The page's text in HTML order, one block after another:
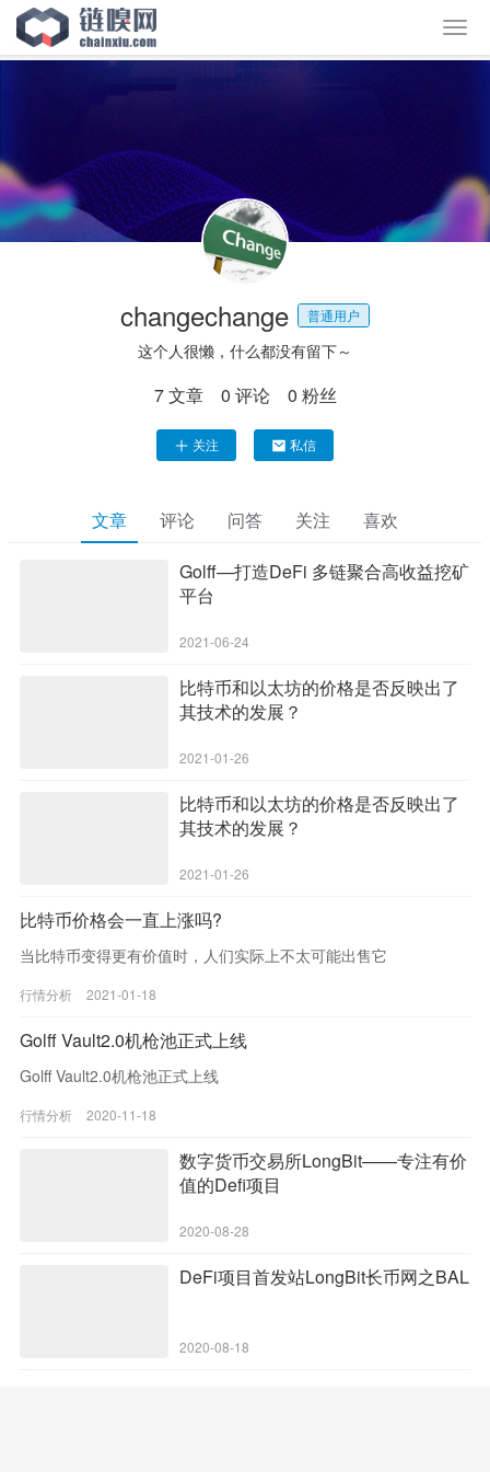
changechange 普通用户
这个人很懒，什么都没有留下～
7文章 0 评论 0 粉丝
关注 私信
文章 评论 问答 关注 喜欢
Golff—打造DeFi 多链聚合高收益挖矿
平台
2021-06-24
比特币和以太坊的价格是否反映出了
其技术的发展？
2021-01-26
比特币和以太坊的价格是否反映出了
其技术的发展？
2021-01-26
比特币价格会一直上涨吗?
当比特币变得更有价值时，人们实际上不太可能出售它
行情分析 2021-01-18
Golff Vault2.0机枪池正式上线
Golff Vault2.0机枪池正式上线
行情分析 2020-11-18
数字货币交易所LongBit——专注有价
值的Defi项目
2020-08-28
DeFi项目首发站LongBit长币网之BAL
2020-08-18